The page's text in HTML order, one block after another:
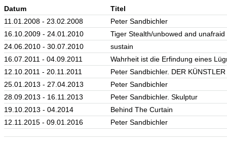
Datum
Titel
11.01.2008 - 23.02.2008
Peter Sandbichler
16.10.2009 - 24.01.2010
Tiger Stealth/unbowed and unafraid
24.06.2010 - 30.07.2010
sustain
16.07.2011 - 04.09.2011
Wahrheit ist die Erfindung eines
12.10.2011 - 20.11.2011
Peter Sandbichler. DER
25.01.2013 - 27.04.2013
Peter Sandbichler
28.09.2013 - 16.11.2013
Peter Sandbichler. Skulptur
19.10.2013 - 04.2014
Behind The Curtain
12.11.2015 - 09.01.2016
Peter Sandbichler